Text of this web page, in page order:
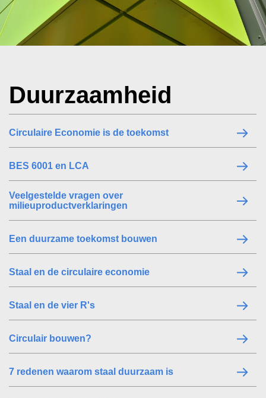
Duurzaamheid
Circulaire Economie is de toekomst
BES 6001 en LCA
Veelgestelde vragen over
milieuproductverklaringen
Een duurzame toekomst bouwen
Staal en de circulaire economie
Staal en de vier R's
Circulair bouwen?
7 redenen waarom staal duurzaam is